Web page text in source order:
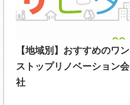
【地域別】おすすめのワン
ストップリノベーション会
社